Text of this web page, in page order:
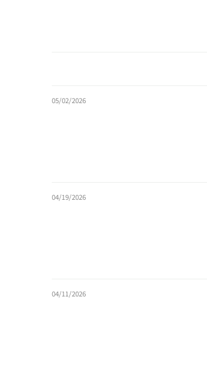
05/02/2026
04/19/2026
04/11/2026